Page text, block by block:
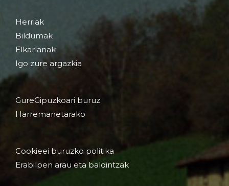
Herriak
Bildumak
Elkarlanak
Igo zure argazkia
GureGipuzkoari buruz
Harremanetarako
Cookieei buruzko politika
Erabilpen arau eta baldintzak